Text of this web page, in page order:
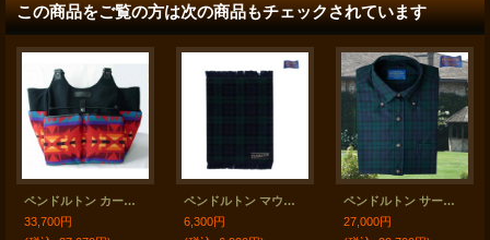
この商品をご覧の方は次の商品もチェックされています
ペンドルトン カーゴ トートバッグ・レッドLAKOTA/Pendleton Cargo Tote
33,700円
ペンドルトン マウスパッド/Pendleton Mouse Rug(Black Watch Tartan)
6,300円
ペンドルトン サーペンドルトン ウールシャツ（ブラックウォッチタータン）/Pendleton Sir Pendleton Wool Shirt(Black Watch Tartan)
27,000円